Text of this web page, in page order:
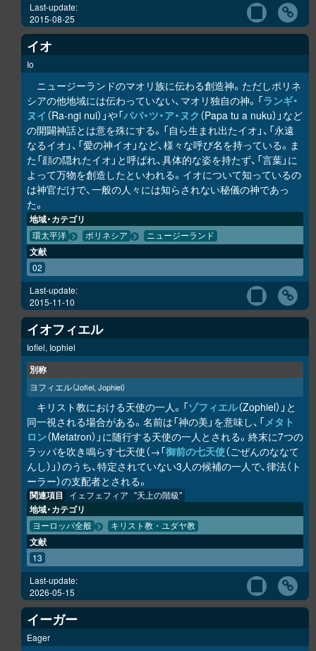
Last-update:
2015-08-25
イオ
Io
ニュージーランドのマオリ族に伝わる創造神。ただしポリネ
シアの他地域には伝わっていない、マオリ独自の神。「ラ ンギ・
ヌイ （Ra-ngi nui）」や「パパ・ツ・ア・ヌク （Papa tu a nuku）」など
の開闢神話とは意を殊にする。「自ら生まれ出たイオ」、「永遠
なるイオ」、「愛の神イオ」など、様々な呼び名を持っている。ま
た「顔の隠れたイオ」と呼ばれ、具体的な姿を持たず、「言葉」に
よって万物を創造したといわれる。イオについて知っているの
は神官だけで、一般の人々には知らされない秘儀の神であっ
た。
地域・カテゴリ
環太平洋 ポリネシア ニュージーランド
文献
02
Last-update:
2015-11-10
イオフィエル
Iofiel, Iophiel
別称
ヨフィエル（Jofiel, Jophiel）
キリスト教における天使の一人。「ゾフィエル（Zophiel）」と
同一視される場合がある。名前は「神の美」を意味し、「メタト
ロン（Metatron）」に随行する天使の一人とされる。終末に7つの
ラッパを吹き鳴らす七天使（→「御前の七天使（ごぜんのななて
んし）」）のうち、特定されていない3人の候補の一人で、律法（ト
ーラー）の支配者とされる。
関連項目 イェフェフィア "天上の階級"
地域・カテゴリ
ヨーロッパ全般 キリスト教・ユダヤ教
文献
13
Last-update:
2026-05-15
イーガー
Eager